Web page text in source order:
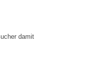
damit